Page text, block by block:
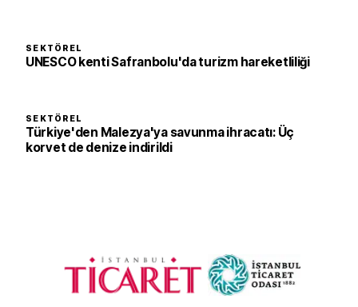
SEKTÖREL
UNESCO kenti Safranbolu'da turizm hareketliliği
SEKTÖREL
Türkiye'den Malezya'ya savunma ihracatı: Üç
korvet de denize indirildi